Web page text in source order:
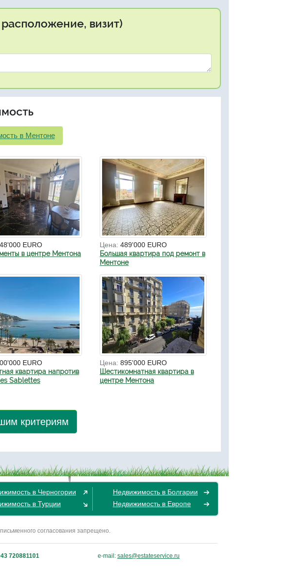
визит)
в Ментоне
EURO
в центре Ментона
Цена: 489'000 EURO
Большая квартира под ремонт в
Ментоне
EURO
квартира напротив
Sablettes
Цена: 895'000 EURO
Шестикомнатная квартира в
центре Ментона
критериям
в Черногории
в Турции
Недвижимость в Болгарии
Недвижимость в Европе
согласования запрещено.
720881101 e-mail: sales@estateservice.ru